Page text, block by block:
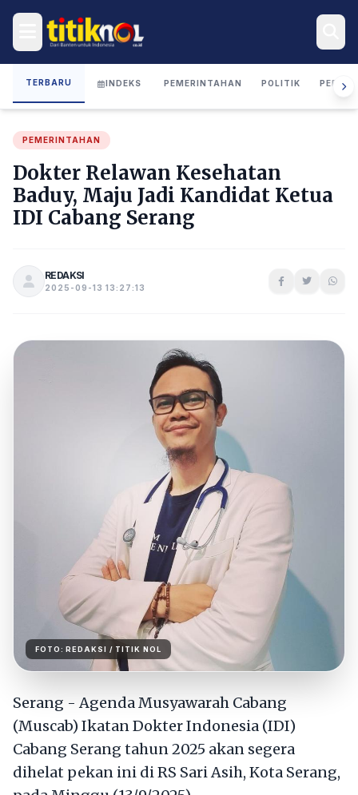
TERBARU INDEKS PEMERINTAHAN POLITIK
PEMERINTAHAN
Dokter Relawan Kesehatan
Baduy, Maju Jadi Kandidat Ketua
IDI Cabang Serang
REDAKSI
2025-09-13 13:27:13
FOTO:REDAKSI / TITIK NOL
Serang - Agenda Musyawarah Cabang
(Muscab) Ikatan Dokter Indonesia (IDI)
Cabang Serang tahun 2025 akan segera
dihelat pekan ini di RS Sari Asih, Kota Serang,